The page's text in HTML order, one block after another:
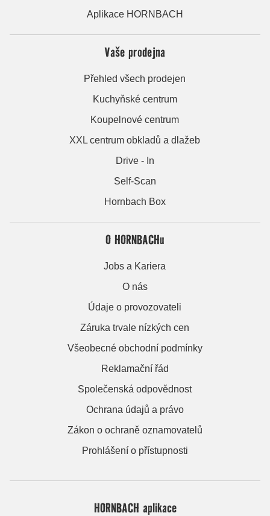
Aplikace HORNBACH
Vaše prodejna
Přehled všech prodejen
Kuchyňské centrum
Koupelnové centrum
XXL centrum obkladů a dlažeb
Drive - In
Self-Scan
Hornbach Box
O HORNBACHu
Jobs a Kariera
O nás
Údaje o provozovateli
Záruka trvale nízkých cen
Všeobecné obchodní podmínky
Reklamační řád
Společenská odpovědnost
Ochrana údajů a právo
Zákon o ochraně oznamovatelů
Prohlášení o přístupnosti
HORNBACH aplikace